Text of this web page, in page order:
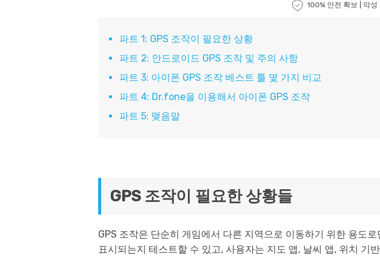
100% 안전 확보 | 악
파트 1: GPS 조작이 필요한 상황
파트 2: 안드로이드 GPS 조작 및 주의 사항
파트 3: 아이폰 GPS 조작 베스트 툴 몇 가지 비교
파트 4: Dr.fone을 이용해서 아이폰 GPS 조작
파트 5: 맺음말
GPS 조작이 필요한 상황들
GPS 조작은 단순히 게임에서 다른 지역으로 이동하기 위한 용도
표시되는지 테스트할 수 있고, 사용자는 지도 앱, 날씨 앱, 위치 기